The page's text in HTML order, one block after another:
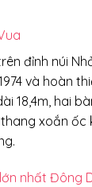
đỉnh núi
và hoàn
18,4m, hai
xoắn ốc
nhất Đông